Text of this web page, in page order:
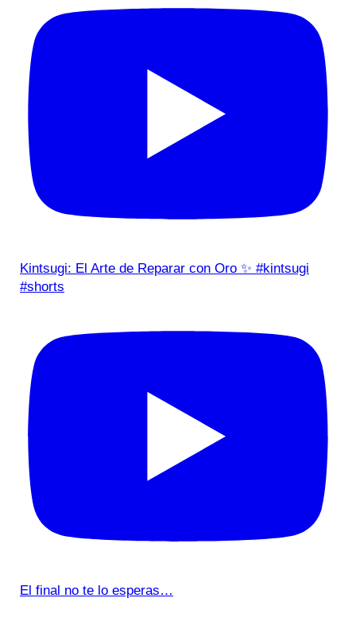
Kintsugi: El Arte de Reparar con Oro ✨ #kintsugi
#shorts
El final no te lo esperas…